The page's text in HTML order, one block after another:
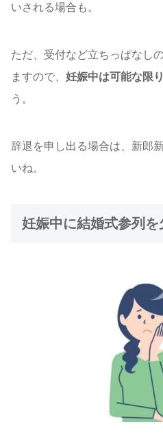
いされる場合も。
ただ、受付など立ちっぱなし
ますので、 妊娠中は可能な限
う。
辞退を申し出る場合は、新郎
いね。
妊娠中に結婚式参列